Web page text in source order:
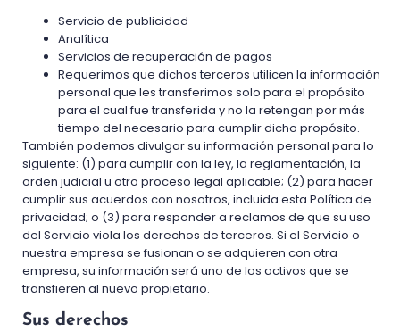
Servicio de publicidad
Analítica
Servicios de recuperación de pagos
Requerimos que dichos terceros utilicen la información
personal que les transferimos solo para el propósito
para el cual fue transferida y no la retengan por más
tiempo del necesario para cumplir dicho propósito.
También podemos divulgar su información personal para lo
siguiente: (1) para cumplir con la ley, la reglamentación, la
orden judicial u otro proceso legal aplicable; (2) para hacer
cumplir sus acuerdos con nosotros, incluida esta Política de
privacidad; o (3) para responder a reclamos de que su uso
del Servicio viola los derechos de terceros. Si el Servicio o
nuestra empresa se fusionan o se adquieren con otra
empresa, su información será uno de los activos que se
transfieren al nuevo propietario.
Sus derechos